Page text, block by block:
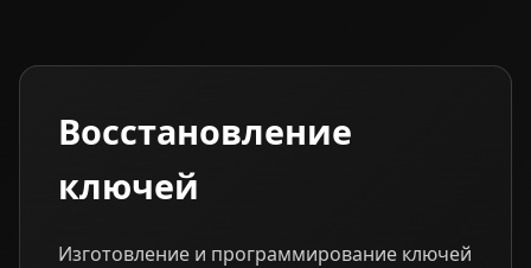
Восстановление
ключей
Изготовление и программирование ключей